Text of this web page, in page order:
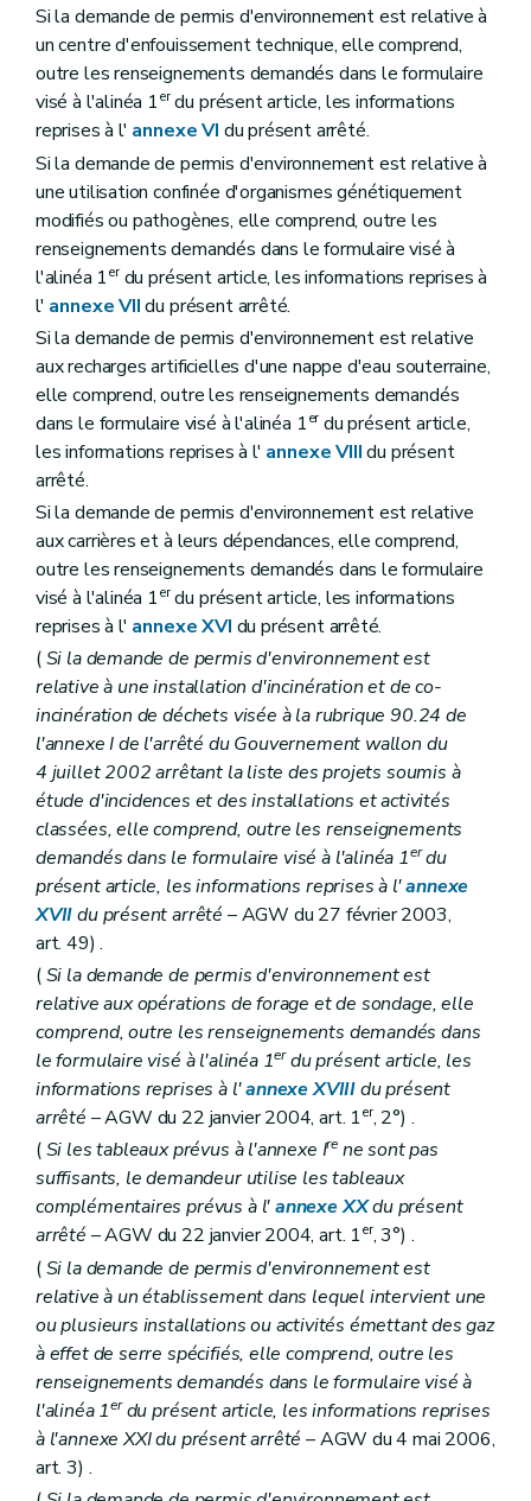
Si la demande de permis d'environnement est relative à
un centre d'enfouissement technique, elle comprend,
outre les renseignements demandés dans le formulaire
visé à l'alinéa 1erdu présent article, les informations
reprises à l' annexe VI du présent arrêté.
Si la demande de permis d'environnement est relative à
une utilisation confinée d'organismes génétiquement
modifiés ou pathogènes, elle comprend, outre les
renseignements demandés dans le formulaire visé à
l'alinéa 1erdu présent article, les informations reprises à
l' annexe VIIdu présent arrêté.
Si la demande de permis d'environnement est relative
aux recharges artificielles d'une nappe d'eau souterraine,
elle comprend, outre les renseignements demandés
dans le formulaire visé à l'alinéa 1erdu présent article,
les informations reprises à l' annexe VIIIdu présent
arrêté.
Si la demande de permis d'environnement est relative
aux carrières et à leurs dépendances, elle comprend,
outre les renseignements demandés dans le formulaire
visé à l'alinéa 1erdu présent article, les informations
reprises à l' annexe XVI du présent arrêté.
(Si la demande de permis d'environnement est
relative à une installation d'incinération et de co-
incinération de déchets visée à la rubrique 90.24 de
l'annexe I de l'arrêté du Gouvernement wallon du
4 juillet 2002 arrêtant la liste des projets soumis à
étude d'incidences et des installations et activités
classées, elle comprend, outre les renseignements
demandés dans le formulaire visé à l'alinéa 1erdu
présent article, les informations reprises à l'annexe
XVIIdu présent arrêté – AGW du 27 février 2003,
art. 49) .
(Si la demande de permis d'environnement est
relative aux opérations de forage et de sondage, elle
comprend, outre les renseignements demandés dans
le formulaire visé à l'alinéa 1erdu présent article, les
informations reprises à l'annexe XVIIIdu présent
arrêté – AGW du 22 janvier 2004, art. 1er, 2°) .
(Si les tableaux prévus à l'annexe Irene sont pas
suffisants, le demandeur utilise les tableaux
complémentaires prévus à l'annexe XXdu présent
arrêté – AGW du 22 janvier 2004, art. 1er, 3°) .
(Si la demande de permis d'environnement est
relative à un établissement dans lequel intervient une
ou plusieurs installations ou activités émettant des gaz
à effet de serre spécifiés, elle comprend, outre les
renseignements demandés dans le formulaire visé à
l'alinéa 1erdu présent article, les informations reprises
à l'annexe XXI du présent arrêté – AGW du 4 mai 2006,
art. 3) .